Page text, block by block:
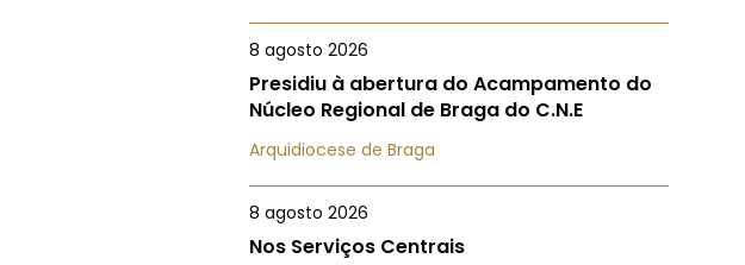
8 agosto 2026
Presidiu à abertura do Acampamento do
Núcleo Regional de Braga do C.N.E
Arquidiocese de Braga
8 agosto 2026
Nos Serviços Centrais